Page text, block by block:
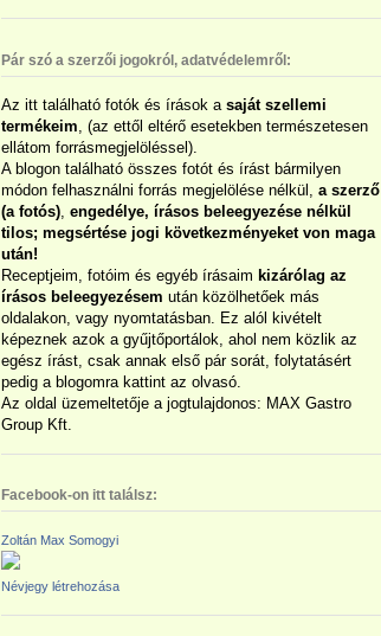
Pár szó a szerzői jogokról, adatvédelemről:
Az itt található fotók és írások a saját szellemi
termékeim , (az ettől eltérő esetekben természetesen
ellátom forrásmegjelöléssel).
A blogon található összes fotót és írást bármilyen
módon felhasználni forrás megjelölése nélkül, a szerző
(a fotós) engedélye, írásos beleegyezése nélkül
tilos; megsértése jogi következményeket von maga
után!
Receptjeim, fotóim és egyéb írásaim kizárólag az
írásos beleegyezésem után közölhetőek más
oldalakon, vagy nyomtatásban. Ez alól kivételt
képeznek azok a gyűjtőportálok, ahol nem közlik az
egész írást, csak annak első pár sorát, folytatásért
pedig a blogomra kattint az olvasó.
Az oldal üzemeltetője a jogtulajdonos: MAX Gastro
Group Kft.
Facebook-on itt találsz:
Zoltán Max Somogyi
Névjegy létrehozása